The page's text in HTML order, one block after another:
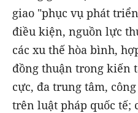
giao "phục vụ phát
điều kiện, nguồn lực
các xu thế hòa bình,
đồng thuận trong kiến
cực, đa trung tâm,
trên luật pháp quốc tế;